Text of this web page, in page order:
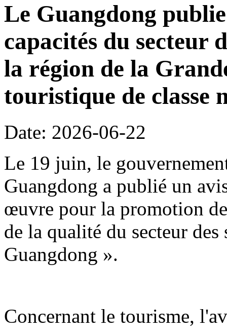
Le Guangdong
capacités du secteur
la région de la
touristique de classe
Date: 2026-06-22
Le 19 juin, le
Guangdong a publié un
œuvre pour la promotion
de la qualité du secteur
Guangdong ».
Concernant le tourisme,